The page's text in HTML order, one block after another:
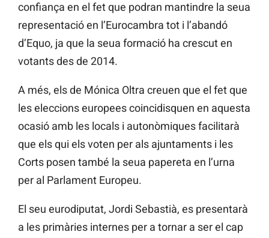
confiança en el fet que podran mantindre la seua
representació en l’Eurocambra tot i l’abandó
d’Equo, ja que la seua formació ha crescut en
votants des de 2014.
A més, els de Mónica Oltra creuen que el fet que
les eleccions europees coincidisquen en aquesta
ocasió amb les locals i autonòmiques facilitarà
que els qui els voten per als ajuntaments i les
Corts posen també la seua papereta en l’urna
per al Parlament Europeu.
El seu eurodiputat, Jordi Sebastià, es presentarà
a les primàries internes per a tornar a ser el cap